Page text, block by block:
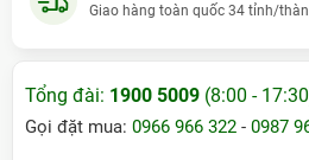
(12:02:58)
Đặng Thị Thiên Nga-
Giao hàng toàn quốc 34 tỉnh/
Tổng đài: 1900 5009 (8:00 -
Gọi đặt mua: 0966 966 322 - 0987